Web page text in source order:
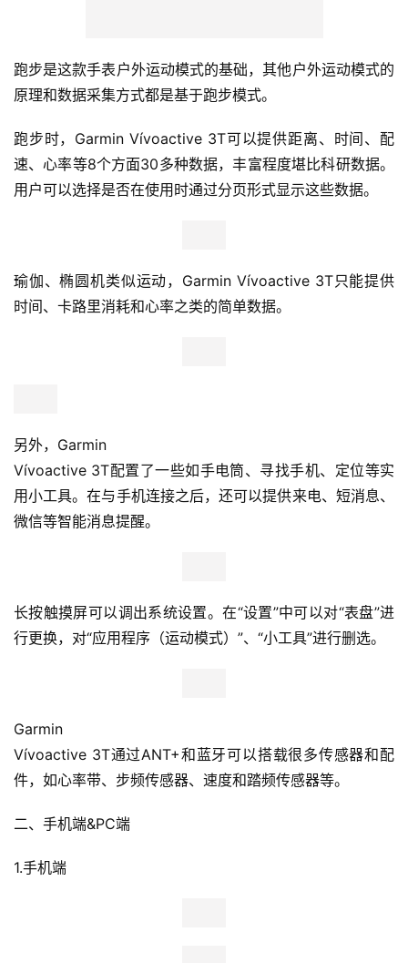
跑步是这款手表户外运动模式的基础，其他户外运动模式的
原理和数据采集方式都是基于跑步模式。
跑步时，Garmin Vívoactive 3T可以提供距离、时间、配
速、心率等8个方面30多种数据，丰富程度堪比科研数据。
用户可以选择是否在使用时通过分页形式显示这些数据。
瑜伽、椭圆机类似运动，Garmin Vívoactive 3T只能提供
时间、卡路里消耗和心率之类的简单数据。
另外，Garmin
Vívoactive 3T配置了一些如手电筒、寻找手机、定位等实
用小工具。在与手机连接之后，还可以提供来电、短消息、
微信等智能消息提醒。
长按触摸屏可以调出系统设置。在“设置”中可以对“表盘”进
行更换，对“应用程序（运动模式）”、“小工具”进行删选。
Garmin
Vívoactive 3T通过ANT+和蓝牙可以搭载很多传感器和配
件，如心率带、步频传感器、速度和踏频传感器等。
二、手机端&PC端
1.手机端